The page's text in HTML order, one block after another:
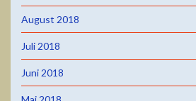
August 2018
Juli 2018
Juni 2018